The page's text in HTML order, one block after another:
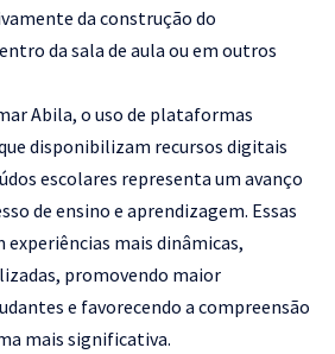
da construção do
da sala de aula ou em outros
Abila, o uso de plataformas
disponibilizam recursos digitais
escolares representa um avanço
de ensino e aprendizagem. Essas
mais dinâmicas,
promovendo maior
e favorecendo a compreensão
mais significativa.